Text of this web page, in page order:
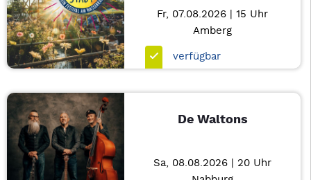
Fr, 07.08.2026 | 15 Uhr
Amberg
verfügbar
De Waltons
Sa, 08.08.2026 | 20 Uhr